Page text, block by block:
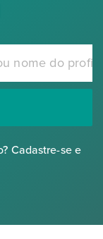
Cadastre-se e